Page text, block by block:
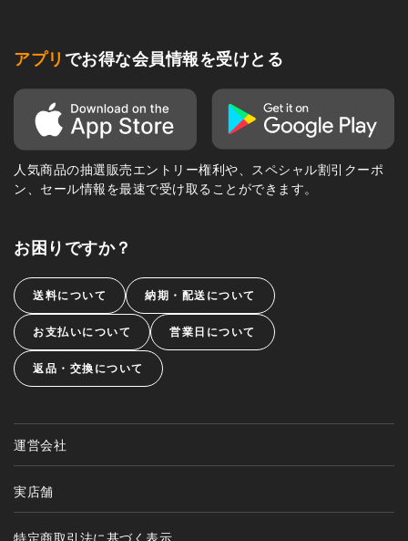
アプリ でお得な会員情報を受けとる
人気商品の抽選販売エントリー権利や、スペシャル割引クーポ
ン、セール情報を最速で受け取ることができます。
お困りですか？
送料について 納期・配送について
お支払いについて 営業日について
返品・交換について
運営会社
実店舗
特定商取引法に基づく表示